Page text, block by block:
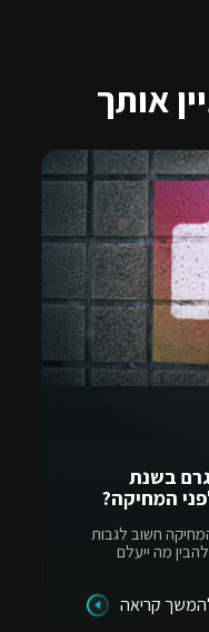
אותך
בשנת
חשוב לגבות
מה ייעלם
קריאה